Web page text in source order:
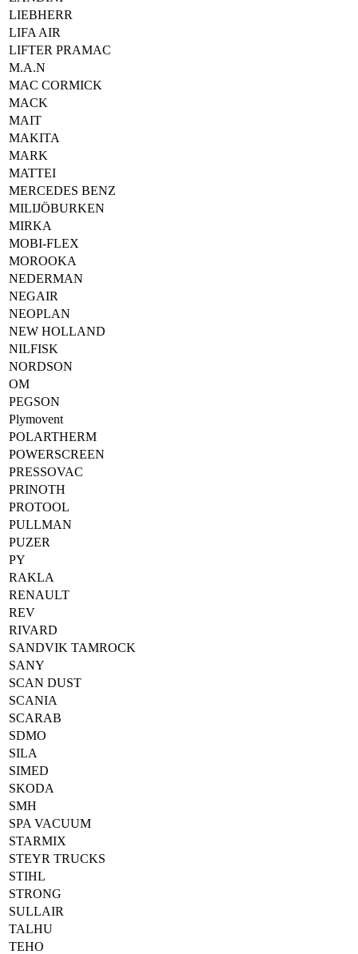
LIEBHERR
LIFA AIR
LIFTER PRAMAC
M.A.N
MAC CORMICK
MACK
MAIT
MAKITA
MARK
MATTEI
MERCEDES BENZ
MILIJÖBURKEN
MIRKA
MOBI-FLEX
MOROOKA
NEDERMAN
NEGAIR
NEOPLAN
NEW HOLLAND
NILFISK
NORDSON
OM
PEGSON
Plymovent
POLARTHERM
POWERSCREEN
PRESSOVAC
PRINOTH
PROTOOL
PULLMAN
PUZER
PY
RAKLA
RENAULT
REV
RIVARD
SANDVIK TAMROCK
SANY
SCAN DUST
SCANIA
SCARAB
SDMO
SILA
SIMED
SKODA
SMH
SPA VACUUM
STARMIX
STEYR TRUCKS
STIHL
STRONG
SULLAIR
TALHU
TEHO